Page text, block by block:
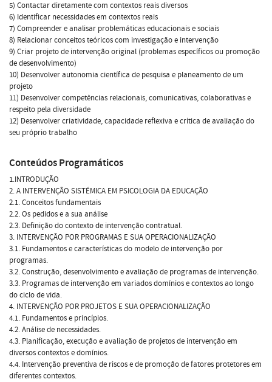
5) Contactar diretamente com contextos reais diversos
6) Identificar necessidades em contextos reais
7) Compreender e analisar problemáticas educacionais e sociais
8) Relacionar conceitos teóricos com investigação e intervenção
9) Criar projeto de intervenção original (problemas específicos ou promoção
de desenvolvimento)
10) Desenvolver autonomia científica de pesquisa e planeamento de um
projeto
11) Desenvolver competências relacionais, comunicativas, colaborativas e
respeito pela diversidade
12) Desenvolver criatividade, capacidade reflexiva e crítica de avaliação do
seu próprio trabalho
Conteúdos Programáticos
1.INTRODUÇÃO
2. A INTERVENÇÃO SISTÉMICA EM PSICOLOGIA DA EDUCAÇÃO
2.1. Conceitos fundamentais
2.2. Os pedidos e a sua análise
2.3. Definição do contexto de intervenção contratual.
3. INTERVENÇÃO POR PROGRAMAS E SUA OPERACIONALIZAÇÃO
3.1. Fundamentos e características do modelo de intervenção por
programas.
3.2. Construção, desenvolvimento e avaliação de programas de intervenção.
3.3. Programas de intervenção em variados domínios e contextos ao longo
do ciclo de vida.
4. INTERVENÇÃO POR PROJETOS E SUA OPERACIONALIZAÇÃO
4.1. Fundamentos e princípios.
4.2. Análise de necessidades.
4.3. Planificação, execução e avaliação de projetos de intervenção em
diversos contextos e domínios.
4.4. Intervenção preventiva de riscos e de promoção de fatores protetores em
diferentes contextos.